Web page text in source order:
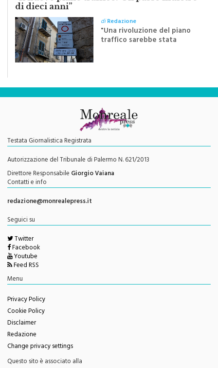
"Una rivoluzione del piano
traffico sarebbe stata
efficace se preceduta da
una rivoluzione culturale"
Testata Giornalistica Registrata
Autorizzazione del Tribunale di Palermo N. 621/2013
Direttore ResponsabileGiorgio Vaiana
Contatti e info
redazione@monrealepress.it
Twitter
Facebook
Youtube
Feed RSS
Menu
Privacy Policy
Cookie Policy
Disclaimer
Redazione
Change privacy settings
Questo sito è associato alla